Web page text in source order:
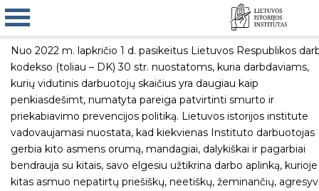
Nuo 2022 m. lapkričio 1 d. pasikeitus Lietuvos Respublikos
kodekso (toliau – DK) 30 str. nuostatoms, kuria darbdaviams,
kurių vidutinis darbuotojų skaičius yra daugiau kaip
penkiasdešimt, numatyta pareiga patvirtinti smurto ir
priekabiavimo prevencijos politiką. Lietuvos istorijos institute
vadovaujamasi nuostata, kad kiekvienas Instituto darbuotojas
gerbia kito asmens orumą, mandagiai, dalykiškai ir pagarbiai
bendrauja su kitais, savo elgesiu užtikrina darbo aplinką, kurioje
kitas asmuo nepatirtų priešiškų, neetiškų, žeminančių,